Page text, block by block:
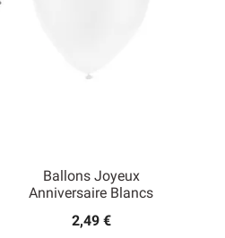
Ballons Joyeux
Anniversaire Blancs
2,49 €